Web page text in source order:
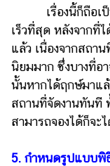
เรื่องนี้ก็ถือเป็น
เร็วที่สุด หลังจากที่
แล้ว เนื่องจากสถา
นิยมมาก ซึ่งบางที่อ
นั้นหากได้ฤกษ์มาแ
สถานที่จัดงานทันที
สามารถจองได้ก็จะ
5. กำหนดรูปแบบพิ